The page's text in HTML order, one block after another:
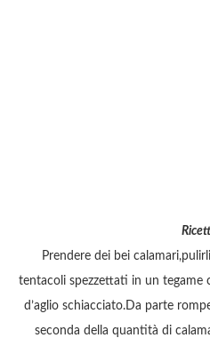
Prendere dei bei
tentacoli spezzettati in un tegame
d’aglio schiacciato.Da parte
seconda della quantità di